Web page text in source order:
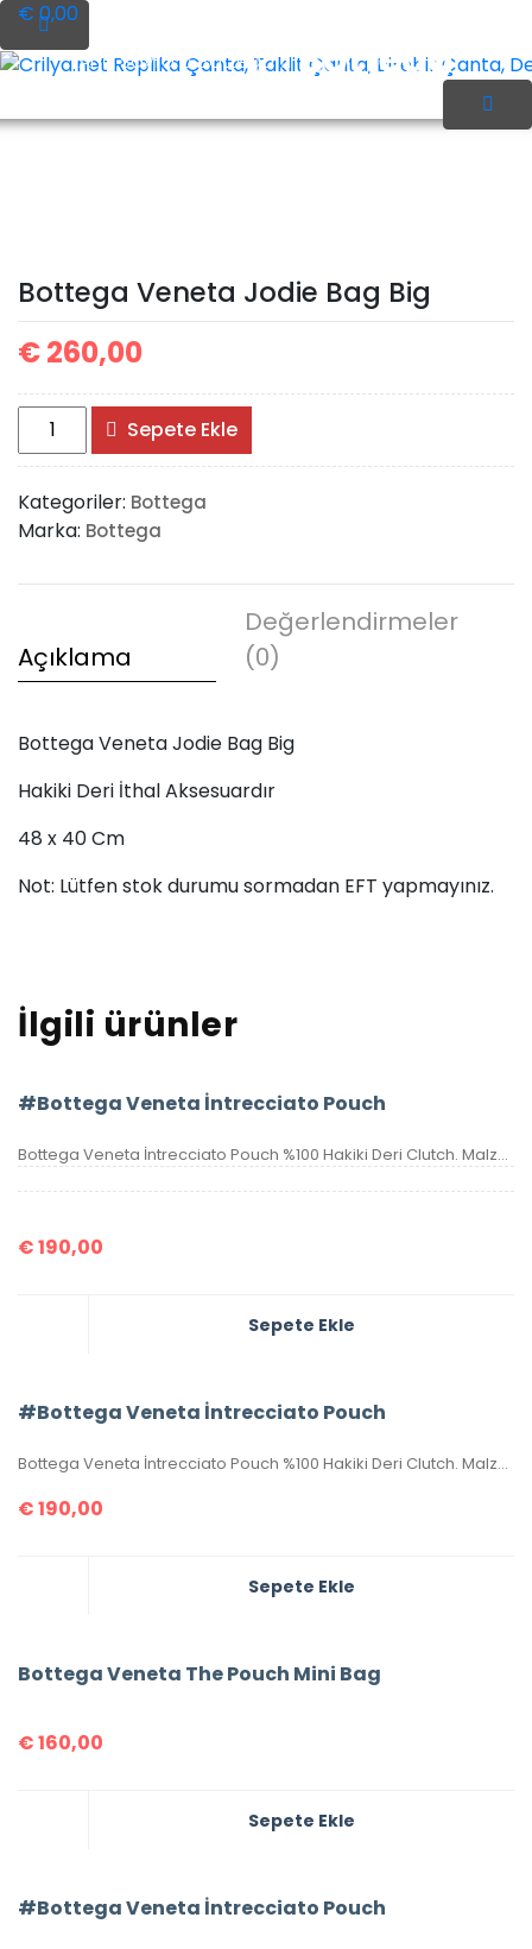
İçeriği
Geç
Crilya.net Replika Çanta, Taklit Çanta, Birebir Çanta,
€ 0,00
Ana Sayfa
Bottega Bottega
Bottega Veneta Jodie Bag Big
€260,00
Bottega
Veneta
Jodie
Bag
Big
Sepete Ekle
Kategoriler: Bottega
Marka: Bottega
Açıklama
Değerlendirmeler
(0)
Bottega Veneta Jodie Bag Big
Hakiki Deri İthal Aksesuardır
48 x 40 Cm
Not: Lütfen stok durumu sormadan EFT yapmayınız.
İlgili ürünler
#Bottega Veneta İntrecciato Pouch
Bottega Veneta İntrecciato Pouch %100 Hakiki Deri Clutch. Malzemesi el örgüsü, hakiki kuzu derisidir. Ölçüsü 20×15 cm dir. Kutulu, toz torbalı, sertifikalıdır.
€190,00
Sepete Ekle
#Bottega Veneta İntrecciato Pouch
Bottega Veneta İntrecciato Pouch %100 Hakiki Deri Clutch. Malzemesi el örgüsü, hakiki kuzu derisidir. Ölçüsü 20×15 cm dir. Kutulu, toz torbalı, sertifikalıdır.
€190,00
Sepete Ekle
Bottega Veneta The Pouch Mini Bag
€160,00
Sepete Ekle
#Bottega Veneta İntrecciato Pouch